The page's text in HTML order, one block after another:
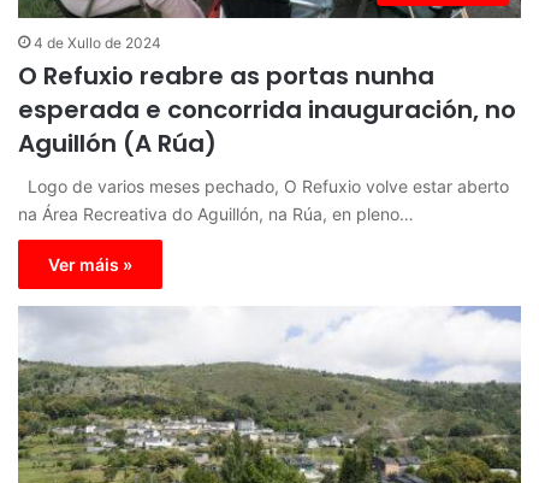
4 de Xullo de 2024
O Refuxio reabre as portas nunha
esperada e concorrida inauguración, no
Aguillón (A Rúa)
Logo de varios meses pechado, O Refuxio volve estar aberto
na Área Recreativa do Aguillón, na Rúa, en pleno…
Ver máis »